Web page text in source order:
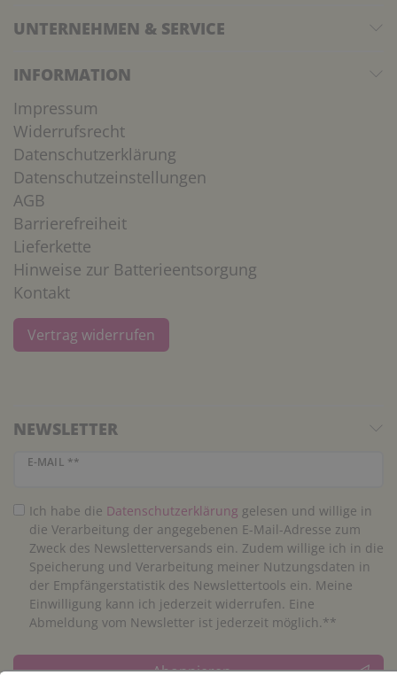
UNTERNEHMEN & SERVICE
INFORMATION
Impressum
Widerrufsrecht
Datenschutzerklärung
Datenschutzeinstellungen
AGB
Barrierefreiheit
Lieferkette
Hinweise zur Batterieentsorgung
Kontakt
Vertrag widerrufen
NEWSLETTER
E-MAIL **
Newsletter Honig
Ich habe die Daten­schutz­erklärung gelesen und willige in
die Verarbeitung der angegebenen E-Mail-Adresse zum
Zweck des Newsletterversands ein. Zudem willige ich in die
Speicherung und Verarbeitung meiner Nutzungsdaten in
der Empfängerstatistik des Newslettertools ein. Meine
Einwilligung kann ich jederzeit widerrufen. Eine
Abmeldung vom Newsletter ist jederzeit möglich.**
Abonnieren